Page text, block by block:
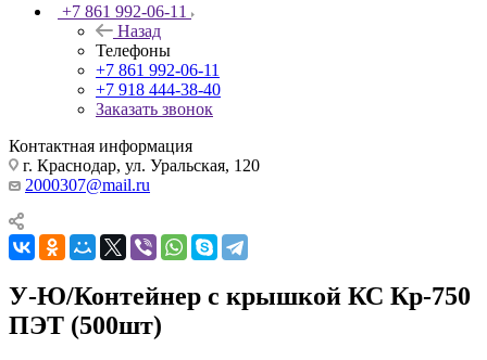
+7 861 992-06-11
Назад
Телефоны
+7 861 992-06-11
+7 918 444-38-40
Заказать звонок
Контактная информация
г. Краснодар, ул. Уральская, 120
2000307@mail.ru
У-Ю/Контейнер с крышкой КС Кр-750
ПЭТ (500шт)